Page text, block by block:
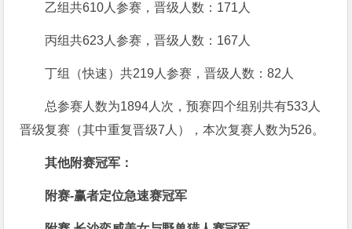
乙组共610人参赛，晋级人数：171人
丙组共623人参赛，晋级人数：167人
丁组（快速）共219人参赛，晋级人数：82人
总参赛人数为1894人次，预赛四个组别共有533人
晋级复赛（其中重复晋级7人），本次复赛人数为526。
其他附赛冠军：
附赛-赢者定位急速赛冠军